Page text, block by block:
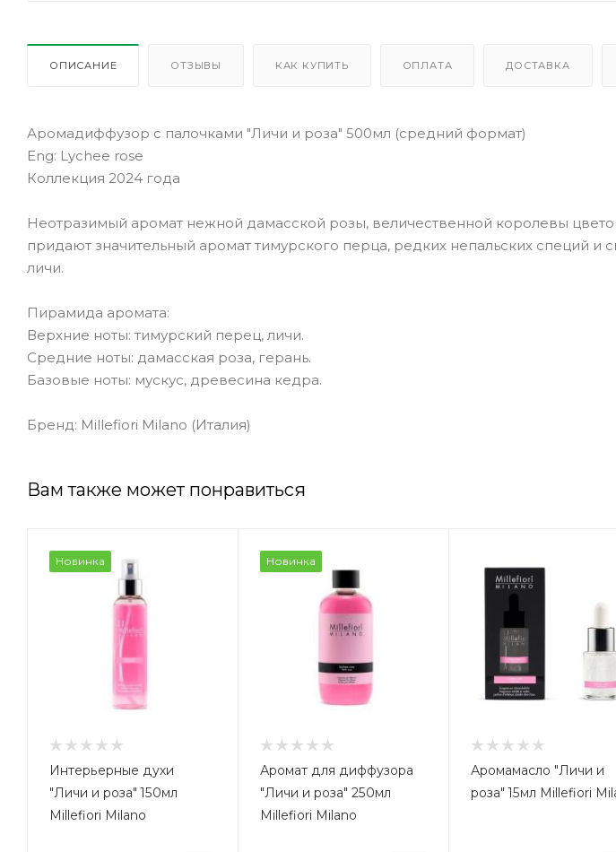
ОПИСАНИЕ ОТЗЫВЫ КАК КУПИТЬ ОПЛАТА ДОСТАВКА
Аромадиффузор с палочками "Личи и роза" 500мл (средний формат)
Eng: Lychee rose
Коллекция 2024 года
Неотразимый аромат нежной дамасской розы, величественной королевы
придают значительный аромат тимурского перца, редких непальских специй и
личи.
Пирамида аромата:
Верхние ноты: тимурский перец, личи.
Средние ноты: дамасская роза, герань.
Базовые ноты: мускус, древесина кедра.
Бренд: Millefiori Milano (Италия)
Вам также может понравиться
Новинка
Интерьерные духи
"Личи и роза" 150мл
Millefiori Milano
Новинка
Аромат для диффузора
"Личи и роза" 250мл
Millefiori Milano
Аромамасло "Личи и
роза" 15мл Millefiori